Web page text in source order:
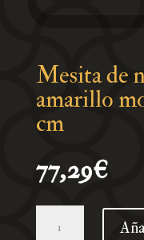
Mesita de
amarillo
cm
77,29€